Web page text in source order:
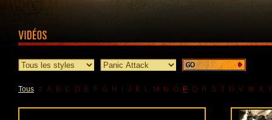
Tous # A B C D E F G H J K L M N O P Q R S T U V W X Y